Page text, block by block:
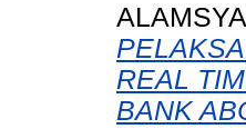
REAL
BANK